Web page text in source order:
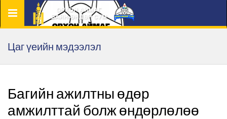
Цэс
Цаг үеийн мэдээлэл
Багийн ажилтны өдөр
амжилттай болж өндөрлөлөө